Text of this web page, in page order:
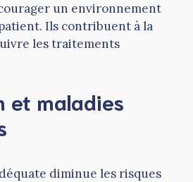
un environnement
Ils contribuent à la
les traitements
et maladies
diminue les risques